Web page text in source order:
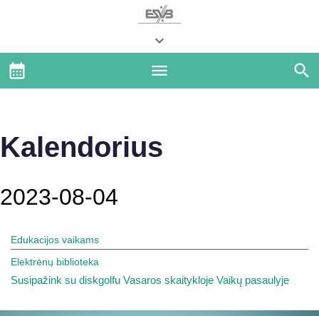
Kalendorius
2023-08-04
Edukacijos vaikams
Elektrėnų biblioteka
Susipažink su diskgolfu Vasaros skaitykloje Vaikų pasaulyje